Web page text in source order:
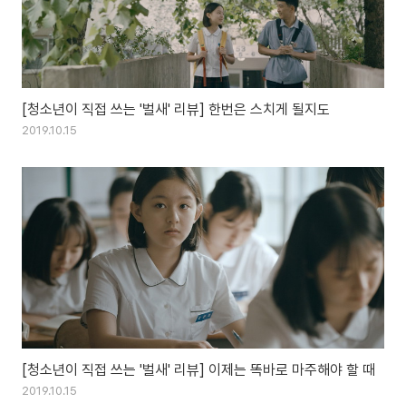
[청소년이 직접 쓰는 '벌새' 리뷰] 한번은 스치게 될지도
2019.10.15
[청소년이 직접 쓰는 '벌새' 리뷰] 이제는 똑바로 마주해야 할 때
2019.10.15